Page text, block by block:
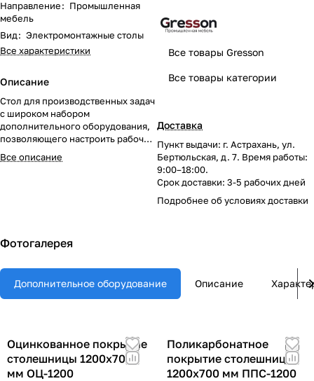
Направление: Промышленная
мебель
Вид: Электромонтажные столы
Все характеристики
Описание
Стол для производственных задач
с широком набором
дополнительного оборудования,
позволяющего настроить рабочее
место под производственные
цели конкретного участка
Все описание
Все товары Gresson
Все товары категории
Доставка
Пункт выдачи: г. Астрахань, ул.
Бертюльская, д. 7. Время работы:
9:00–18:00.
Срок доставки: 3-5 рабочих дней
Подробнее обусловиях доставки
Фотогалерея
Дополнительное оборудование Описание
Оцинкованное покрытие
столешницы 1200х700
мм ОЦ-1200
Поликарбонатное
покрытие столешницы
1200х700 мм ППС-1200